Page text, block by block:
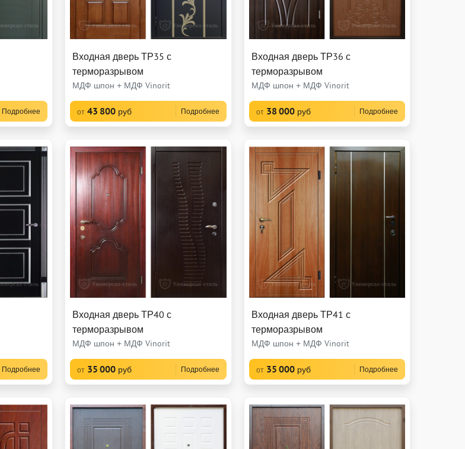
Подробнее
Входная дверь ТР35 с
терморазрывом
МДФ шпон + МДФ Vinorit
от 43 800 руб Подробнее
Входная дверь ТР36 с
терморазрывом
МДФ шпон + МДФ Vinorit
от 38 000 руб Подробнее
Подробнее
Входная дверь ТР40 с
терморазрывом
МДФ шпон + МДФ Vinorit
от 35 000 руб Подробнее
Входная дверь ТР41 с
терморазрывом
МДФ шпон + МДФ Vinorit
от 35 000 руб Подробнее